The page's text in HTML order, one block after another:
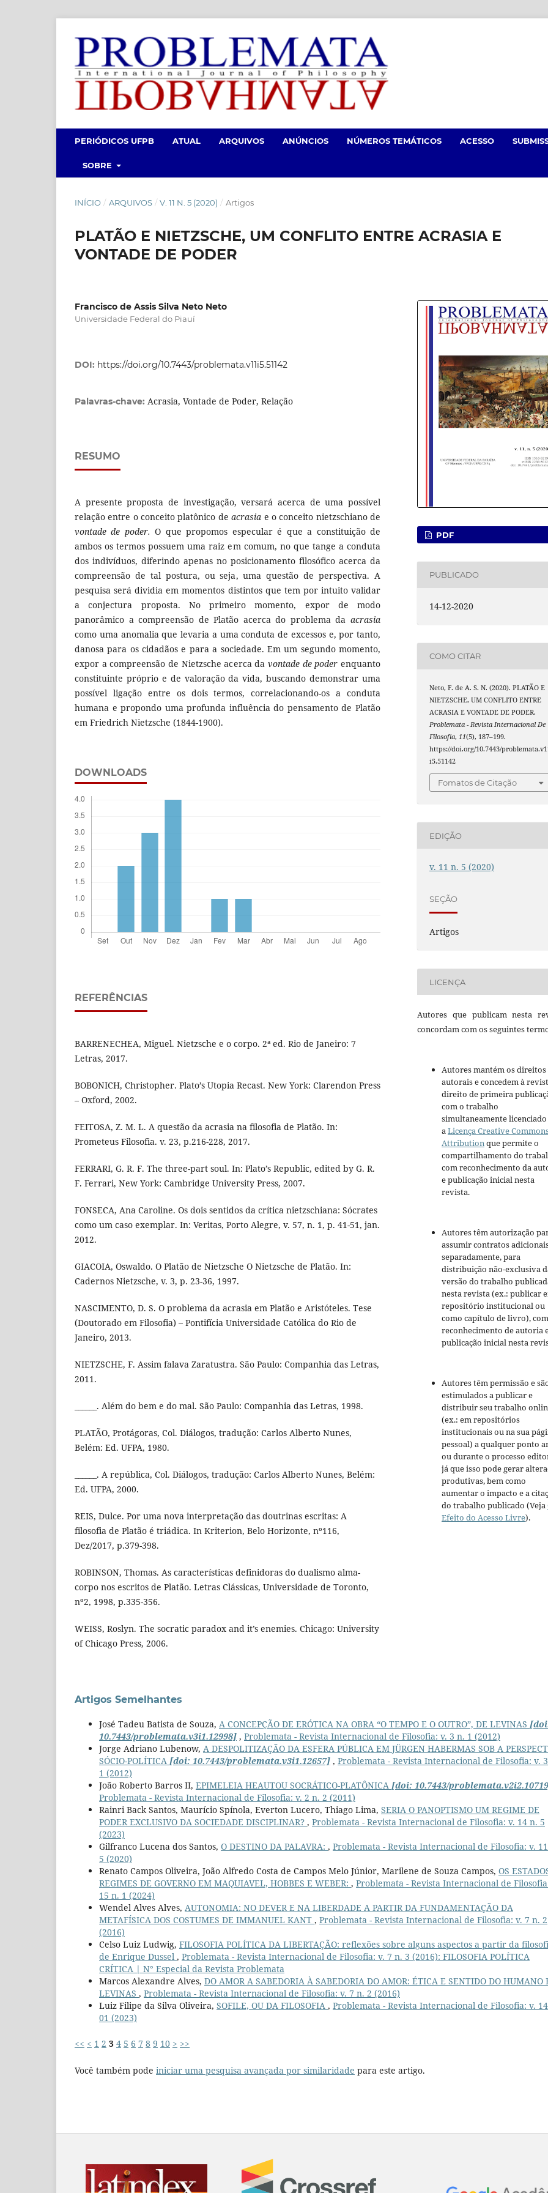
PERIÓDICOS UFPB ATUAL ARQUIVOS ANÚNCIOS NÚMEROS TEMÁTICOS ACESSO
SOBRE
INÍCIO / ARQUIVOS / V. 11 N. 5 (2020) / Artigos
PLATÃO E NIETZSCHE, UM CONFLITO ENTRE ACRASIA E
VONTADE DE PODER
Francisco de Assis Silva Neto Neto
Universidade Federal do Piauí
DOI: https://doi.org/10.7443/problemata.v11i5.51142
Palavras-chave: Acrasia, Vontade de Poder, Relação
RESUMO
A presente proposta de investigação, versará acerca de uma possível
relação entre o conceito platônico deacrasia e o conceito nietzschiano de
vontade de poder.O que propomos especular é que a constituição de
ambos os termos possuem uma raiz em comum, no que tange a conduta
dos indivíduos, diferindo apenas no posicionamento filosófico acerca da
compreensão de tal postura, ou seja, uma questão de perspectiva. A
pesquisa será dividia em momentos distintos que tem por intuito validar
a conjectura proposta. No primeiro momento, expor de modo
panorâmico a compreensão de Platão acerca do problema da acrasia
como uma anomalia que levaria a uma conduta de excessos e, por tanto,
danosa para os cidadãos e para a sociedade. Em um segundo momento,
expor a compreensão de Nietzsche acerca da vontade de poderenquanto
constituinte próprio e de valoração da vida, buscando demonstrar uma
possível ligação entre os dois termos, correlacionando-os a conduta
humana e propondo uma profunda influência do pensamento de Platão
em Friedrich Nietzsche (1844-1900).
DOWNLOADS
REFERÊNCIAS
BARRENECHEA, Miguel. Nietzsche e o corpo. 2ª ed. Rio de Janeiro: 7
Letras, 2017.
BOBONICH, Christopher. Plato’s Utopia Recast. New York: Clarendon Press
– Oxford, 2002.
FEITOSA, Z. M. L. A questão da acrasia na filosofia de Platão. In:
Prometeus Filosofia. v. 23, p.216-228, 2017.
FERRARI, G. R. F. The three-part soul. In: Plato’s Republic, edited by G. R.
F. Ferrari, New York: Cambridge University Press, 2007.
FONSECA, Ana Caroline. Os dois sentidos da crítica nietzschiana: Sócrates
como um caso exemplar. In: Veritas, Porto Alegre, v. 57, n. 1, p. 41-51, jan.
2012.
GIACOIA, Oswaldo. O Platão de Nietzsche O Nietzsche de Platão. In:
Cadernos Nietzsche, v. 3, p. 23-36, 1997.
NASCIMENTO, D. S. O problema da acrasia em Platão e Aristóteles. Tese
(Doutorado em Filosofia) – Pontifícia Universidade Católica do Rio de
Janeiro, 2013.
NIETZSCHE, F. Assim falava Zaratustra. São Paulo: Companhia das Letras,
2011.
______. Além do bem e do mal. São Paulo: Companhia das Letras, 1998.
PLATÃO, Protágoras, Col. Diálogos, tradução: Carlos Alberto Nunes,
Belém: Ed. UFPA, 1980.
______. A república, Col. Diálogos, tradução: Carlos Alberto Nunes, Belém:
Ed. UFPA, 2000.
REIS, Dulce. Por uma nova interpretação das doutrinas escritas: A
filosofia de Platão é triádica. In Kriterion, Belo Horizonte, nº116,
Dez/2017, p.379-398.
ROBINSON, Thomas. As características definidoras do dualismo alma-
corpo nos escritos de Platão. Letras Clássicas, Universidade de Toronto,
nº2, 1998, p.335-356.
WEISS, Roslyn. The socratic paradox and it’s enemies. Chicago: University
of Chicago Press, 2006.
PDF
PUBLICADO
14-12-2020
COMO CITAR
Neto, F. de A. S. N. (2020). PLATÃO E
NIETZSCHE, UM CONFLITO ENTRE
ACRASIA E VONTADE DE PODER.
Problemata - Revista Internacional De
Filosofia, 11(5), 187–199.
https://doi.org/10.7443/
i5.51142
Fomatos de Citação
EDIÇÃO
v. 11 n. 5 (2020)
SEÇÃO
Artigos
LICENÇA
Autores que publicam nesta
concordam com os seguintes
Autores mantém os direitos
autorais e concedem à
direito de primeira
com o trabalho
simultaneamente
aLicença Creative
Attributionque permite o
compartilhamento do
com reconhecimento da
e publicação inicial nesta
revista.
Autores têm autorização
assumir contratos
separadamente, para
distribuição não-exclusiva
versão do trabalho
nesta revista (ex.: publicar
repositório institucional ou
como capítulo de livro), com
reconhecimento de autoria
publicação inicial nesta
Autores têm permissão e
estimulados a publicar e
distribuir seu trabalho
(ex.: em repositórios
institucionais ou na sua
pessoal) a qualquer ponto
ou durante o processo
já que isso pode gerar
produtivas, bem como
aumentar o impacto e a
do trabalho publicado (Veja
Efeito do Acesso Livre).
Artigos Semelhantes
José Tadeu Batista de Souza, A CONCEPÇÃO DE ERÓTICA NA OBRA “O TEMPO E O OUTRO”, DE LEVINAS
10.7443/problemata.v3i1.12998] , Problemata - Revista Internacional de Filosofia: v. 3 n. 1 (2012)
Jorge Adriano Lubenow, A DESPOLITIZAÇÃO DA ESFERA PÚBLICA EM JÜRGEN HABERMAS SOB A
SÓCIO-POLÍTICA [doi: 10.7443/problemata.v3i1.12657] , Problemata - Revista Internacional de Filosofia: v.
1 (2012)
João Roberto Barros II, EPIMELEIA HEAUTOU SOCRÁTICO-PLATÔNICA [doi: 10.7443/
Problemata - Revista Internacional de Filosofia: v. 2 n. 2 (2011)
Rainri Back Santos, Maurício Spínola, Everton Lucero, Thiago Lima, SERIA O PANOPTISMO UM REGIME DE
PODER EXCLUSIVO DA SOCIEDADE DISCIPLINAR? , Problemata - Revista Internacional de Filosofia: v. 14 n. 5
(2023)
Gilfranco Lucena dos Santos, O DESTINO DA PALAVRA: , Problemata - Revista Internacional de Filosofia: v.
5 (2020)
Renato Campos Oliveira, João Alfredo Costa de Campos Melo Júnior, Marilene de Souza Campos, OS
REGIMES DE GOVERNO EM MAQUIAVEL, HOBBES E WEBER: , Problemata - Revista Internacional de
15 n. 1 (2024)
Wendel Alves Alves, AUTONOMIA: NO DEVER E NA LIBERDADE A PARTIR DA FUNDAMENTAÇÃO DA
METAFÍSICA DOS COSTUMES DE IMMANUEL KANT , Problemata - Revista Internacional de Filosofia: v. 7 n. 2
(2016)
Celso Luiz Ludwig, FILOSOFIA POLÍTICA DA LIBERTAÇÃO: reflexões sobre alguns aspectos a partir da
de Enrique Dussel , Problemata - Revista Internacional de Filosofia: v. 7 n. 3 (2016): FILOSOFIA POLÍTICA
CRÍTICA | N° Especial da Revista Problemata
Marcos Alexandre Alves, DO AMOR A SABEDORIA À SABEDORIA DO AMOR: ÉTICA E SENTIDO DO HUMANO
LEVINAS , Problemata - Revista Internacional de Filosofia: v. 7 n. 2 (2016)
Luiz Filipe da Silva Oliveira, SOFILE, OU DA FILOSOFIA , Problemata - Revista Internacional de Filosofia: v.
01 (2023)
<< < 1 2 3 4 5 6 7 8 9 10 > >>
Você também pode iniciar uma pesquisa avançada por similaridade para este artigo.